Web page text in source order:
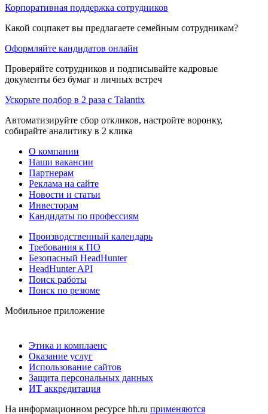
Корпоративная поддержка сотрудников
Какой соцпакет вы предлагаете семейным сотрудникам?
Оформляйте кандидатов онлайн
Проверяйте сотрудников и подписывайте кадровые
документы без бумаг и личных встреч
Ускорьте подбор в 2 раза с Talantix
Автоматизируйте сбор откликов, настройте воронку,
собирайте аналитику в 2 клика
О компании
Наши вакансии
Партнерам
Реклама на сайте
Новости и статьи
Инвесторам
Кандидаты по профессиям
Производственный календарь
Требования к ПО
Безопасный HeadHunter
HeadHunter API
Поиск работы
Поиск по резюме
Мобильное приложение
Этика и комплаенс
Оказание услуг
Использование сайтов
Защита персональных данных
ИТ аккредитация
На информационном ресурсе hh.ru применяются